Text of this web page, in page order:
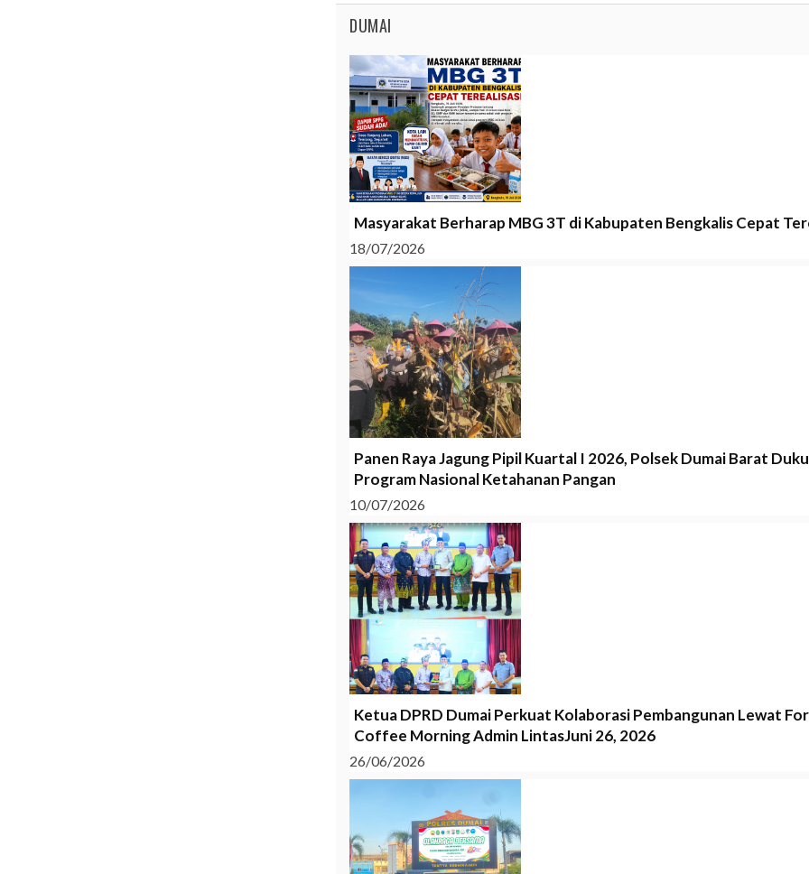
DUMAI
Masyarakat Berharap MBG 3T di Kabupaten Bengkalis Cepat
18/07/2026
Panen Raya Jagung Pipil Kuartal I 2026, Polsek Dumai Barat
Program Nasional Ketahanan Pangan
10/07/2026
Ketua DPRD Dumai Perkuat Kolaborasi Pembangunan Lewat
Coffee Morning Admin LintasJuni 26, 2026
26/06/2026